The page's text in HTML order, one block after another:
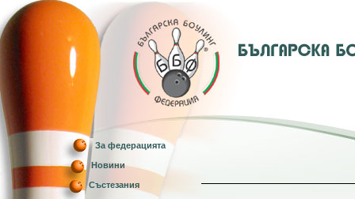
За федерацията
Новини
Състезания